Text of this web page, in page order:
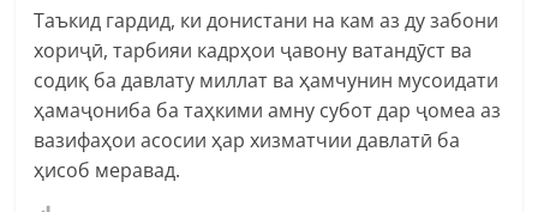
Таъкид гардид, ки донистани на кам аз ду забони
хориҷӣ, тарбияи кадрҳои ҷавону ватандӯст ва
содиқ ба давлату миллат ва ҳамчунин мусоидати
ҳамаҷониба ба таҳкими амну субот дар ҷомеа аз
вазифаҳои асосии ҳар хизматчии давлатӣ ба
ҳисоб меравад.